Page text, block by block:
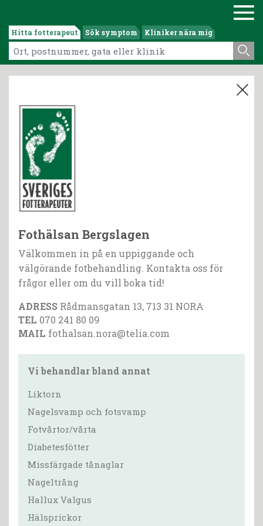
Hitta fotterapeut Sök symptom Kliniker nära mig
Fothälsan Bergslagen
Välkommen in på en uppiggande och
välgörande fotbehandling. Kontakta oss för
frågor eller om du vill boka tid!
ADRESS Rådmansgatan 13, 713 31 NORA
TEL 070 241 80 09
MAIL fothalsan.nora@telia.com
Vi behandlar bland annat
Liktorn
Nagelsvamp och fotsvamp
Fotvårtor/vårta
Diabetesfötter
Missfärgade tånaglar
Nageltrång
Hallux Valgus
Hälsprickor